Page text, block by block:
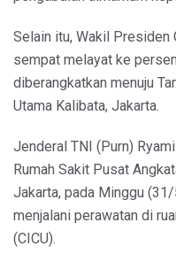
Selain itu, Wakil Presiden
sempat melayat ke
diberangkatkan menuju
Utama Kalibata, Jakarta.
Jenderal TNI (Purn)
Rumah Sakit Pusat
Jakarta, pada Minggu
menjalani perawatan di
(CICU).